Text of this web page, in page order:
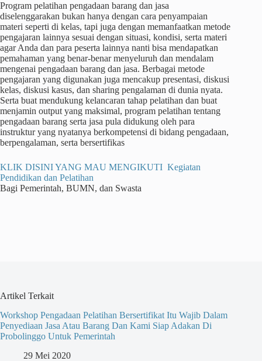
Program pelatihan pengadaan barang dan jasa
diselenggarakan bukan hanya dengan cara penyampaian
materi seperti di kelas, tapi juga dengan memanfaatkan metode
pengajaran lainnya sesuai dengan situasi, kondisi, serta materi
agar Anda dan para peserta lainnya nanti bisa mendapatkan
pemahaman yang benar-benar menyeluruh dan mendalam
mengenai pengadaan barang dan jasa. Berbagai metode
pengajaran yang digunakan juga mencakup presentasi, diskusi
kelas, diskusi kasus, dan sharing pengalaman di dunia nyata.
Serta buat mendukung kelancaran tahap pelatihan dan buat
menjamin output yang maksimal, program pelatihan tentang
pengadaan barang serta jasa pula didukung oleh para
instruktur yang nyatanya berkompetensi di bidang pengadaan,
berpengalaman, serta bersertifikas
KLIK DISINI YANG MAU MENGIKUTI Kegiatan
Pendidikan dan Pelatihan
Bagi Pemerintah, BUMN, dan Swasta
Artikel Terkait
Workshop Pengadaan Pelatihan Bersertifikat Itu Wajib Dalam
Penyediaan Jasa Atau Barang Dan Kami Siap Adakan Di
Probolinggo Untuk Pemerintah
29 Mei 2020